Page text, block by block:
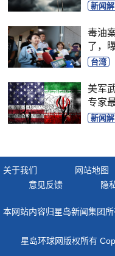
新闻
毒油
了，
台湾
美军
专家
新闻
关于我们 网站地图
意见反馈
隐
本网站内容归星岛新闻集团
星岛环球网版权所有